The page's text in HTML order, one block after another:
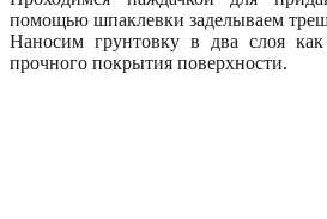
помощью шпаклевки заделываем
Наносим грунтовку в два слоя
прочного покрытия поверхности.